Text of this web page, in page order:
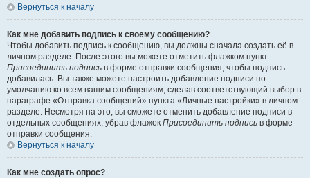
Вернуться к началу
Как мне добавить подпись к своему сообщению?
Чтобы добавить подпись к сообщению, вы должны сначала создать её в
личном разделе. После этого вы можете отметить флажком пункт
Присоединить подпись в форме отправки сообщения, чтобы подпись
добавилась. Вы также можете настроить добавление подписи по
умолчанию ко всем вашим сообщениям, сделав соответствующий выбор в
параграфе «Отправка сообщений» пункта «Личные настройки» в личном
разделе. Несмотря на это, вы сможете отменить добавление подписи в
отдельных сообщениях, убрав флажок Присоединить подпись в форме
отправки сообщения.
Вернуться к началу
Как мне создать опрос?